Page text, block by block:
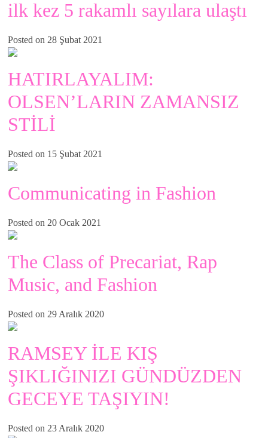
ilk kez 5 rakamlı sayılara ulaştı
Posted on 28 Şubat 2021
HATIRLAYALIM:
OLSEN’LARIN ZAMANSIZ
STİLİ
Posted on 15 Şubat 2021
Communicating in Fashion
Posted on 20 Ocak 2021
The Class of Precariat, Rap
Music, and Fashion
Posted on 29 Aralık 2020
RAMSEY İLE KIŞ
ŞIKLIĞINIZI GÜNDÜZDEN
GECEYE TAŞIYIN!
Posted on 23 Aralık 2020